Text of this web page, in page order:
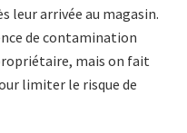
leur arrivée au magasin.
de contamination
mais on fait
limiter le risque de